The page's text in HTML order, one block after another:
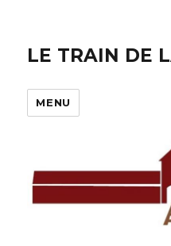
LE TRAIN DE
MENU